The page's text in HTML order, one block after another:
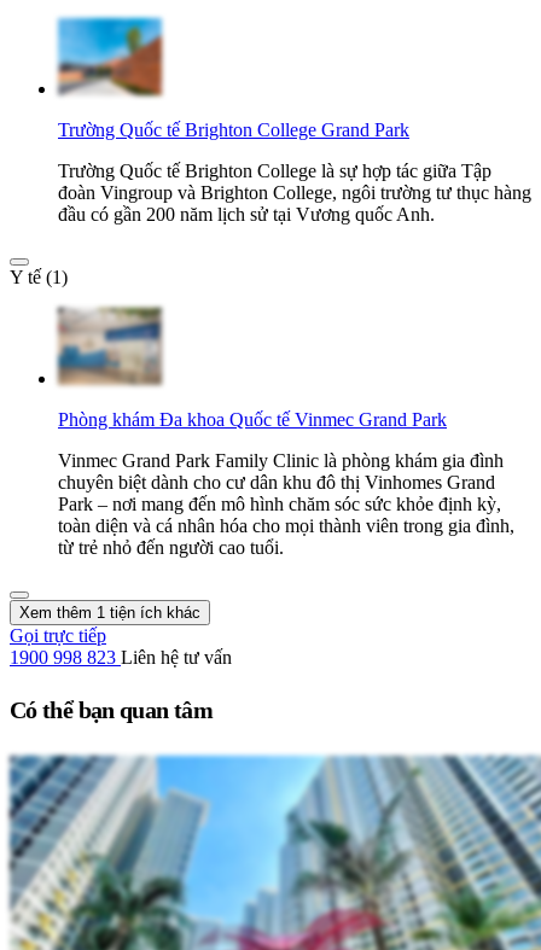
Trường Quốc tế Brighton College Grand Park
Trường Quốc tế Brighton College là sự hợp tác giữa Tập
đoàn Vingroup và Brighton College, ngôi trường tư thục hàng
đầu có gần 200 năm lịch sử tại Vương quốc Anh.
Y tế (1)
Phòng khám Đa khoa Quốc tế Vinmec Grand Park
Vinmec Grand Park Family Clinic là phòng khám gia đình
chuyên biệt dành cho cư dân khu đô thị Vinhomes Grand
Park – nơi mang đến mô hình chăm sóc sức khỏe định kỳ,
toàn diện và cá nhân hóa cho mọi thành viên trong gia đình,
từ trẻ nhỏ đến người cao tuổi.
Xem thêm 1 tiện ích khác
Gọi trực tiếp
1900 998 823 Liên hệ tư vấn
Có thể bạn quan tâm